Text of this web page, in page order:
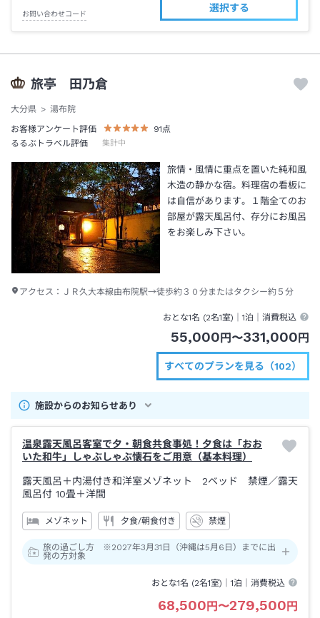
お問い合わせコード
選択する
旅亭 田乃倉
大分県
湯布院
お客様アンケート評価
91 点
るるぶトラベル評価
集計中
旅情・風情に重点を置いた純和風
木造の静かな宿。料理宿の看板に
は自信があります。１階全てのお
部屋が露天風呂付、存分にお風呂
をお楽しみ下さい。
アクセス： ＪＲ久大本線由布院駅→徒歩約３０分またはタクシー約５分
おとな1名 (2名1室)｜1泊 ｜消費税込
55,000 円 〜331,000 円
すべてのプランを見る（102）
施設からのお知らせあり
温泉露天風呂客室で夕・朝食共食事処！夕食は「おお
いた和牛」しゃぶしゃぶ懐石をご用意（基本料理）
露天風呂＋内湯付き和洋室メゾネット 2ベッド 禁煙／露天
風呂付 10畳＋洋間
メゾネット 夕食/朝食付き 禁煙
旅の過ごし方 ※2027年3月31日（沖縄は5月6日）までに出
発の方対象
おとな1名 (2名1室)｜1泊 ｜消費税込
68,500 円 〜279,500 円